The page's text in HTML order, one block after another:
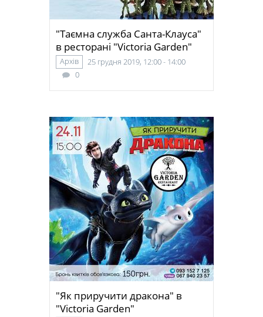
"Таємна служба Санта-Клауса"
в ресторані "Victoria Garden"
Архів
25 грудня 2019, 12:00 - 14:00
0
"Як приручити дракона" в
"Victoria Garden"